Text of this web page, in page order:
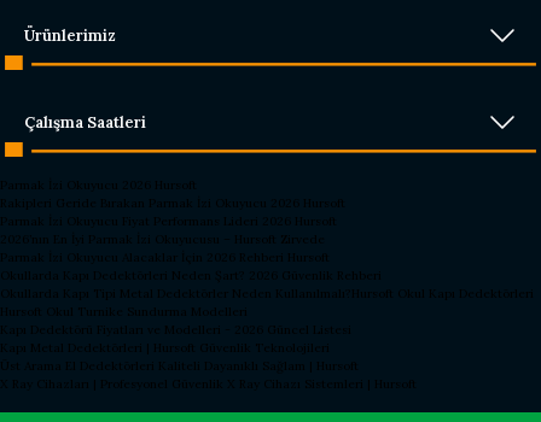
Ürünlerimiz
Çalışma Saatleri
Parmak İzi Okuyucu 2026 Hursoft
Rakipleri Geride Bırakan Parmak İzi Okuyucu 2026 Hursoft
Parmak İzi Okuyucu Fiyat Performans Lideri 2026 Hursoft
2026’nın En İyi Parmak İzi Okuyucusu – Hursoft Zirvede
Parmak İzi Okuyucu Alacaklar İçin 2026 Rehberi Hursoft
Okullarda Kapı Dedektörleri Neden Şart? 2026 Güvenlik Rehberi
Okullarda Kapı Tipi Metal Dedektörler Neden Kullanılmalı?Hursoft Okul Kapı Dedektörleri
Hursoft Okul Turnike Sundurma Modelleri
Kapı Dedektörü Fiyatları ve Modelleri - 2026 Güncel Listesi
Kapı Metal Dedektörleri | Hursoft Güvenlik Teknolojileri
Üst Arama El Dedektörleri Kaliteli Dayanıklı Sağlam | Hursoft
X Ray Cihazları | Profesyonel Güvenlik X Ray Cihazı Sistemleri | Hursoft